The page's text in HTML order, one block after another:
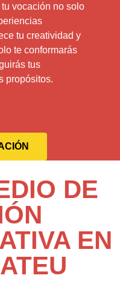
vocación no solo
tu creatividad y
te conformarás
tus
propósitos.
DE
EN